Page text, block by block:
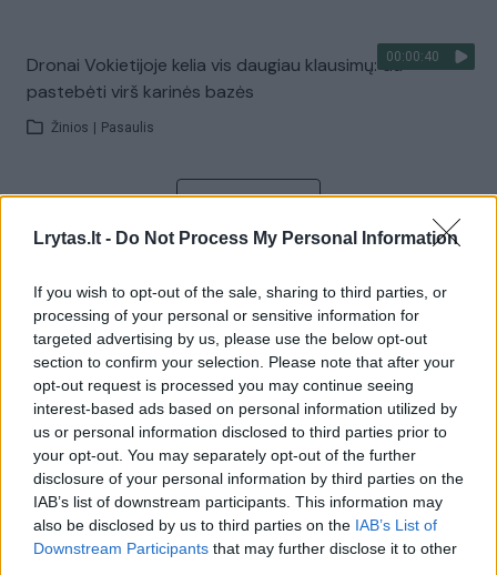
Lrytas.lt - Do Not Process My Personal Information
If you wish to opt-out of the sale, sharing to third parties, or
processing of your personal or sensitive information for
targeted advertising by us, please use the below opt-out
section to confirm your selection. Please note that after your
opt-out request is processed you may continue seeing
interest-based ads based on personal information utilized by
us or personal information disclosed to third parties prior to
your opt-out. You may separately opt-out of the further
disclosure of your personal information by third parties on the
IAB’s list of downstream participants. This information may
also be disclosed by us to third parties on the IAB’s List of
Downstream Participants that may further disclose it to other
00:00:40
Dronai Vokietijoje kelia vis daugiau klausimų: du
pastebėti virš karinės bazės
Žinios Pasaulis
Visi įrašai
Žiūrimiausi įrašai
00:00:30
Vaizdai iš tragiškos avarijos Vilniaus r.: dviejų moterų ir
vaiko gyvybių išgelbėti nepavyko
Žinios Lietuvos diena
00:00:57
Savaitės vidurys nusimato karštas: temperatūra kils iki
32 laipsnių šilumos